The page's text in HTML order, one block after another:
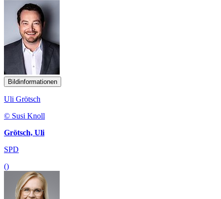
Bildinformationen
Uli Grötsch
© Susi Knoll
Grötsch, Uli
SPD
()